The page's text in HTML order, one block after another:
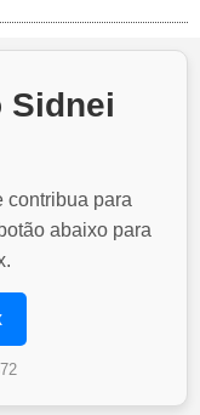
Sidnei
contribua para
abaixo para